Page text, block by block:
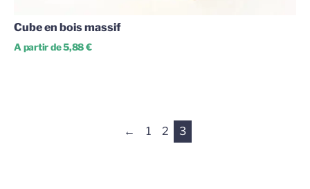
Cube en bois massif
A partir de 5,88 €
← 1 2 3